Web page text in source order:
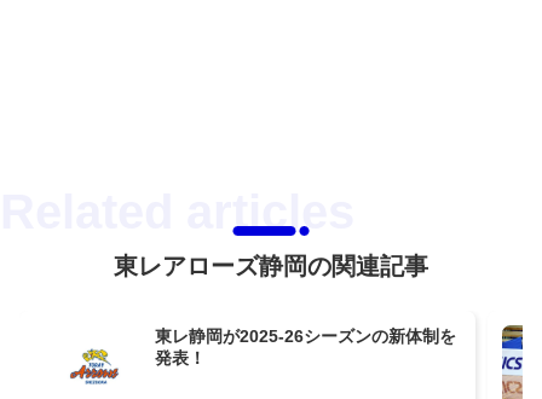
東レアローズ静岡の関連記事
東レ静岡が2025-26シーズンの新体制を
発表！